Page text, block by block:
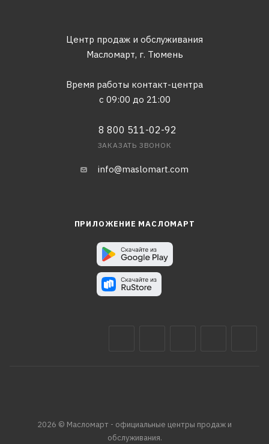
Центр продаж и обслуживания
Масломарт, г. Тюмень
Время работы контакт-центра
с 09:00 до 21:00
8 800 511-02-92
ЗАКАЗАТЬ ЗВОНОК
info@maslomart.com
ПРИЛОЖЕНИЕ МАСЛОМАРТ
2026 © Масломарт - официальные центры продаж и
обслуживания.